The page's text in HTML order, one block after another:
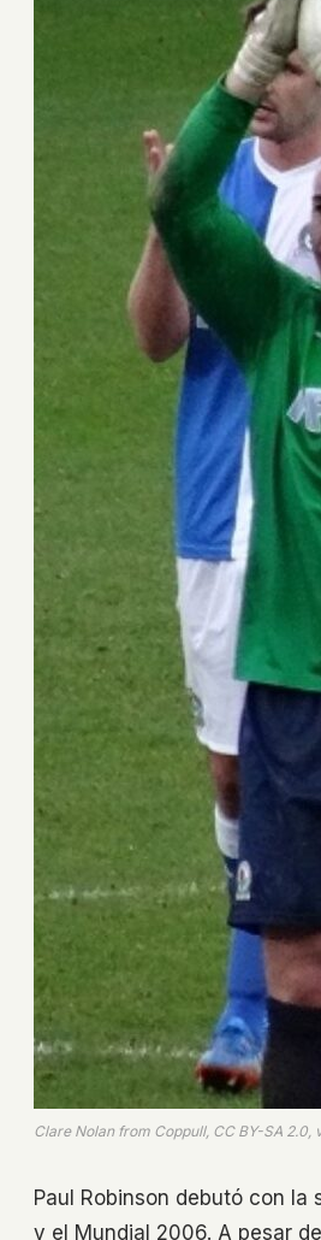
Clare Nolan from Coppull, CC BY-SA 2.0,
Paul Robinson debutó con
y el Mundial 2006. A pesar